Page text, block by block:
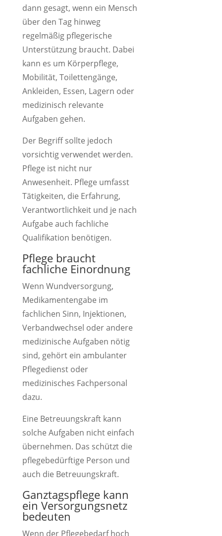
dann gesagt, wenn ein Mensch
über den Tag hinweg
regelmäßig pflegerische
Unterstützung braucht. Dabei
kann es um Körperpflege,
Mobilität, Toilettengänge,
Ankleiden, Essen, Lagern oder
medizinisch relevante
Aufgaben gehen.
Der Begriff sollte jedoch
vorsichtig verwendet werden.
Pflege ist nicht nur
Anwesenheit. Pflege umfasst
Tätigkeiten, die Erfahrung,
Verantwortlichkeit und je nach
Aufgabe auch fachliche
Qualifikation benötigen.
Pflege braucht
fachliche Einordnung
Wenn Wundversorgung,
Medikamentengabe im
fachlichen Sinn, Injektionen,
Verbandwechsel oder andere
medizinische Aufgaben nötig
sind, gehört ein ambulanter
Pflegedienst oder
medizinisches Fachpersonal
dazu.
Eine Betreuungskraft kann
solche Aufgaben nicht einfach
übernehmen. Das schützt die
pflegebedürftige Person und
auch die Betreuungskraft.
Ganztagspflege kann
ein Versorgungsnetz
bedeuten
Wenn der Pflegebedarf hoch